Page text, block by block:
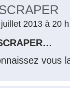
2013 à 20
vous